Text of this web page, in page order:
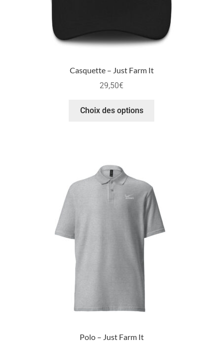
Casquette – Just Farm It
29,50€
Choix des options
Polo – Just Farm It